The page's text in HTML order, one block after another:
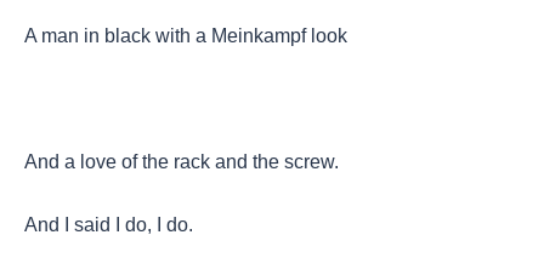
A man in black with a Meinkampf look
And a love of the rack and the screw.
And I said I do, I do.